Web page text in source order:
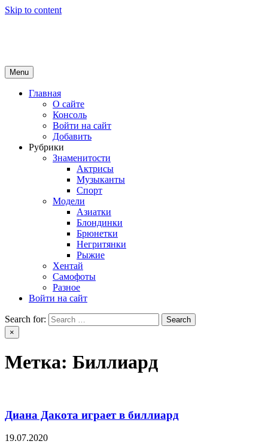
Skip to content
Menu
Главная
О сайте
Консоль
Войти на сайт
Добавить
Рубрики
Знаменитости
Актрисы
Музыканты
Спорт
Модели
Азиатки
Блондинки
Брюнетки
Негритянки
Рыжие
Хентай
Самофоты
Разное
Войти на сайт
Search for:
×
Метка: Биллиард
Диана Дакота играет в биллиард
19.07.2020